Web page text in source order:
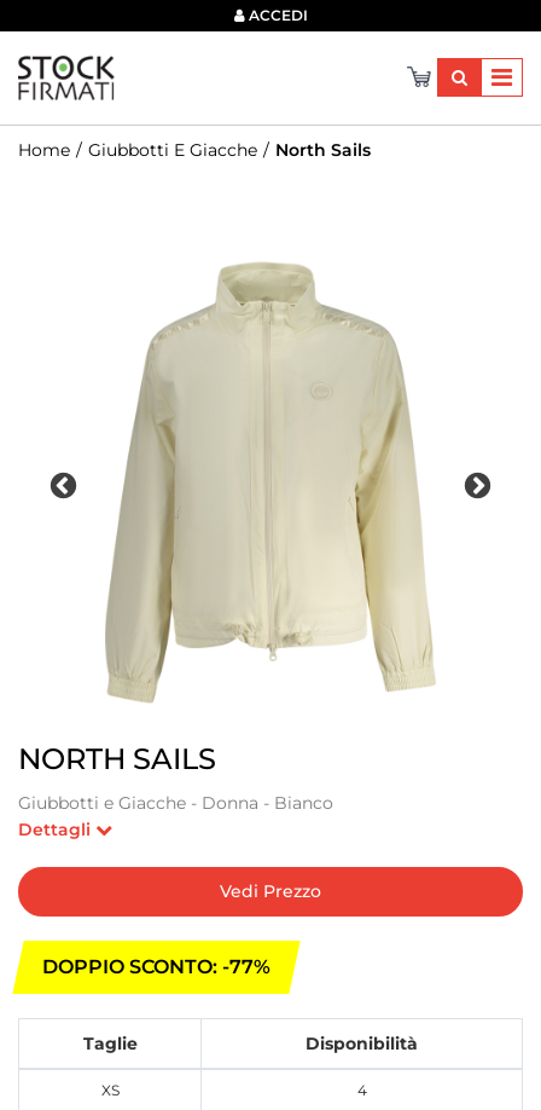
ACCEDI
Home Giubbotti E Giacche North Sails
NORTH SAILS
Giubbotti e Giacche - Donna - Bianco
Dettagli
Vedi Prezzo
DOPPIO SCONTO: -77%
Taglie Disponibilità
XS 4